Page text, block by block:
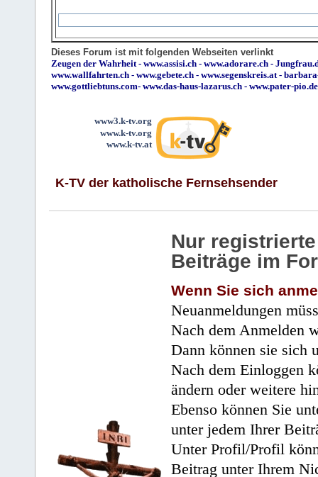
Dieses Forum ist mit folgenden Webseiten verlinkt
Zeugen der Wahrheit - www.assisi.ch - www.adorare.ch -
www.wallfahrten.ch - www.gebete.ch - www.segenskreis.at -
www.gottliebtuns.com- www.das-haus-lazarus.ch - www.pater-pio.de
www3.k-tv.org
www.k-tv.org
www.k-tv.at
K-TV der katholische Fernsehsender
Nur
Beiträge im
Wenn Sie sich
Neuanmeldungen
Nach dem Anmelden
Dann können sie sich
Nach dem Einloggen
ändern oder weitere
Ebenso können Sie
unter jedem Ihrer
Unter Profil/Profil
Beitrag unter Ihrem